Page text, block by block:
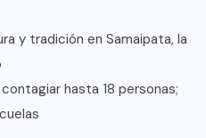
y tradición en Samaipata, la
hasta 18 personas;